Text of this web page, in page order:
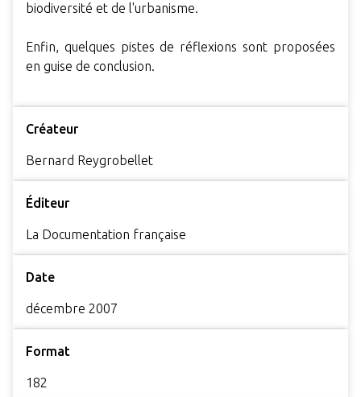
biodiversité et de l'urbanisme.
Enfin, quelques pistes de réflexions sont proposées
en guise de conclusion.
Créateur
Bernard Reygrobellet
Éditeur
La Documentation française
Date
décembre 2007
Format
182